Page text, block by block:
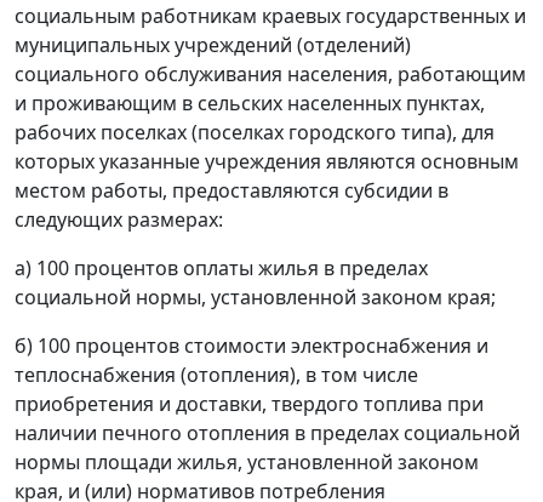
социальным работникам краевых государственных и
муниципальных учреждений (отделений)
социального обслуживания населения, работающим
и проживающим в сельских населенных пунктах,
рабочих поселках (поселках городского типа), для
которых указанные учреждения являются основным
местом работы, предоставляются субсидии в
следующих размерах:
а) 100 процентов оплаты жилья в пределах
социальной нормы, установленной законом края;
б) 100 процентов стоимости электроснабжения и
теплоснабжения (отопления), в том числе
приобретения и доставки, твердого топлива при
наличии печного отопления в пределах социальной
нормы площади жилья, установленной законом
края, и (или) нормативов потребления